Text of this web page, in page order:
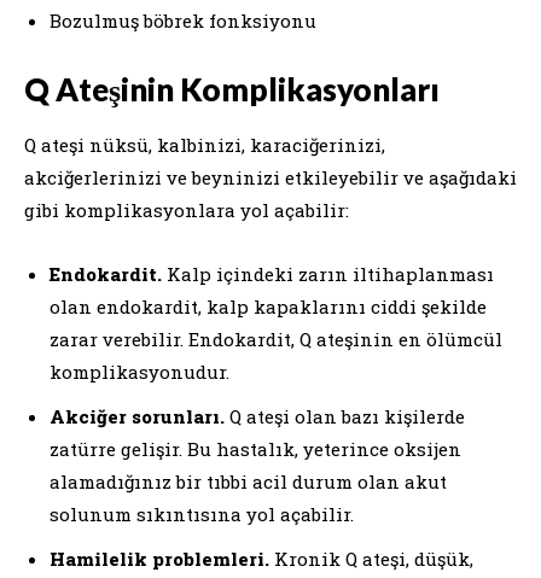
Bozulmuş böbrek fonksiyonu
Q Ateşinin Komplikasyonları
Q ateşi nüksü, kalbinizi, karaciğerinizi,
akciğerlerinizi ve beyninizi etkileyebilir ve aşağıdaki
gibi komplikasyonlara yol açabilir:
Endokardit. Kalp içindeki zarın iltihaplanması
olan endokardit, kalp kapaklarını ciddi şekilde
zarar verebilir. Endokardit, Q ateşinin en ölümcül
komplikasyonudur.
Akciğer sorunları. Q ateşi olan bazı kişilerde
zatürre gelişir. Bu hastalık, yeterince oksijen
alamadığınız bir tıbbi acil durum olan akut
solunum sıkıntısına yol açabilir.
Hamilelik problemleri. Kronik Q ateşi, düşük,